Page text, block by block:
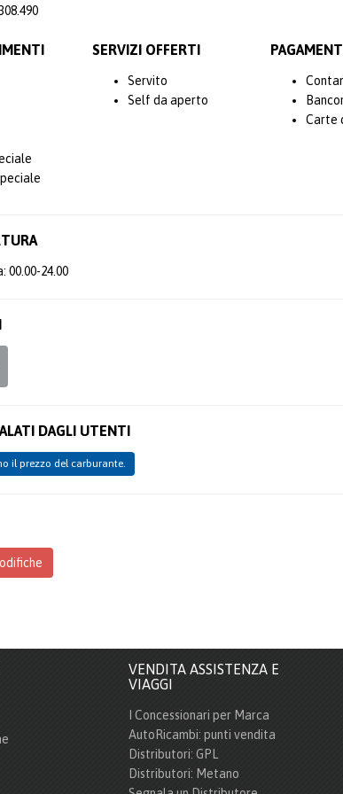
SERVIZI OFFERTI
Servito
Self da aperto
Carte
00.00-24.00
DAGLI UTENTI
il prezzo del carburante.
VENDITA ASSISTENZA E
VIAGGI
I Concessionari per Marca
AutoRicambi: punti vendita
Distributori: GPL
Distributori: Metano